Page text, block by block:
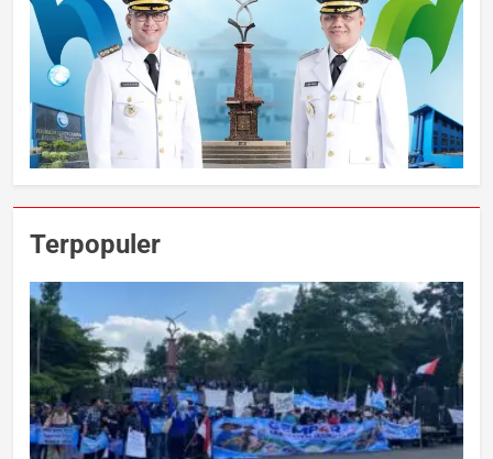
Terpopuler